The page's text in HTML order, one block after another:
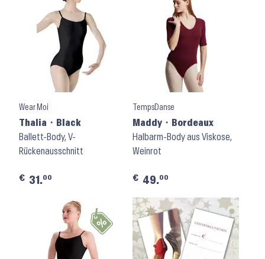
Wear Moi
Thalia ⬝ Black
Ballett-Body, V-
Rückenausschnitt
€ 31.00
TempsDanse
Maddy ⬝ Bordeaux
Halbarm-Body aus Viskose,
Weinrot
€ 49.00